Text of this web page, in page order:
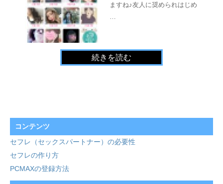
ますね♪友人に奨められはじめ
続きを読む
コンテンツ
セフレ（セックスパートナー）の必要性
セフレの作り方
PCMAXの登録方法